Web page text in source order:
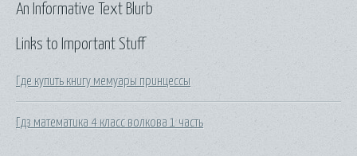
Links to Important Stuff
Где купить книгу мемуары принцессы
Гдз математика 4 класс волкова 1 часть
An Informative Text Blurb